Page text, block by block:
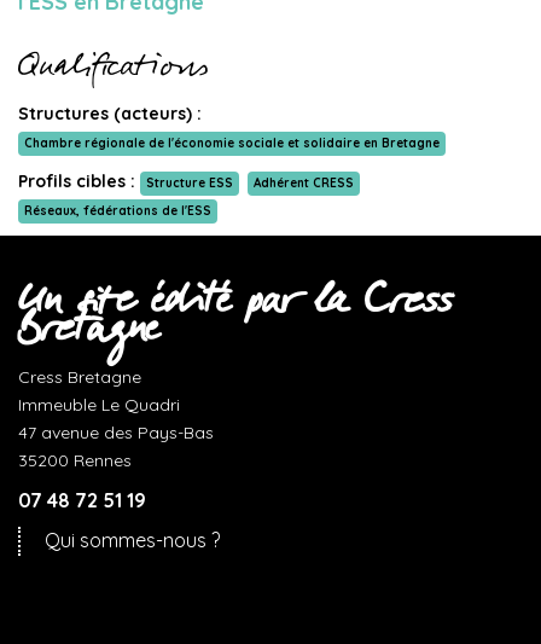
Qualifications
Structures (acteurs) :
Chambre régionale de l'économie sociale et solidaire en Bretagne
Profils cibles : Structure ESS
Adhérent CRESS
Réseaux, fédérations de l'ESS
Un site édité par la Cress
Bretagne
Cress Bretagne
Immeuble Le Quadri
47 avenue des Pays-Bas
35200 Rennes
07 48 72 51 19
Qui sommes-nous ?